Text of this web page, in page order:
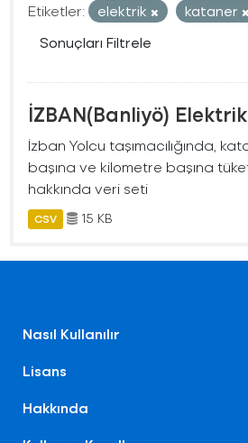
Etiketler:
elektrik kataner
Sonuçları Filtrele
İZBAN(Banliyö)
İzban Yolcu taşımacılığında,
başına ve kilometre başına
hakkında veri seti
CSV 15 KB
Nasıl Kullanılır
Lisans
Hakkında